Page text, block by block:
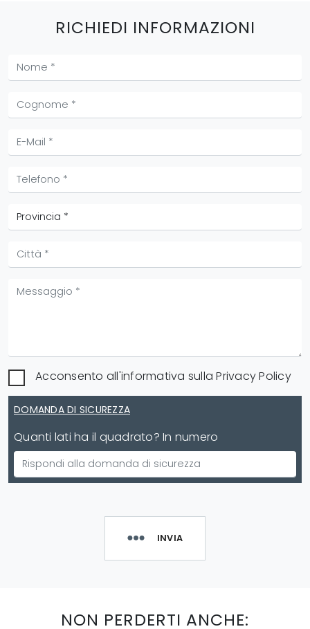
RICHIEDI INFORMAZIONI
Acconsento all'informativa sullaPrivacy Policy
DOMANDA DI SICUREZZA
Quanti lati ha il quadrato? In numero
INVIA
NON PERDERTI ANCHE: